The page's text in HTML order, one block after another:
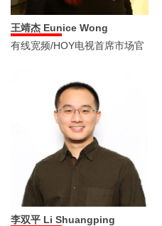
王靖杰 Eunice Wong
有线宽频/HOY电视首席市场官
李双平 Li Shuangping